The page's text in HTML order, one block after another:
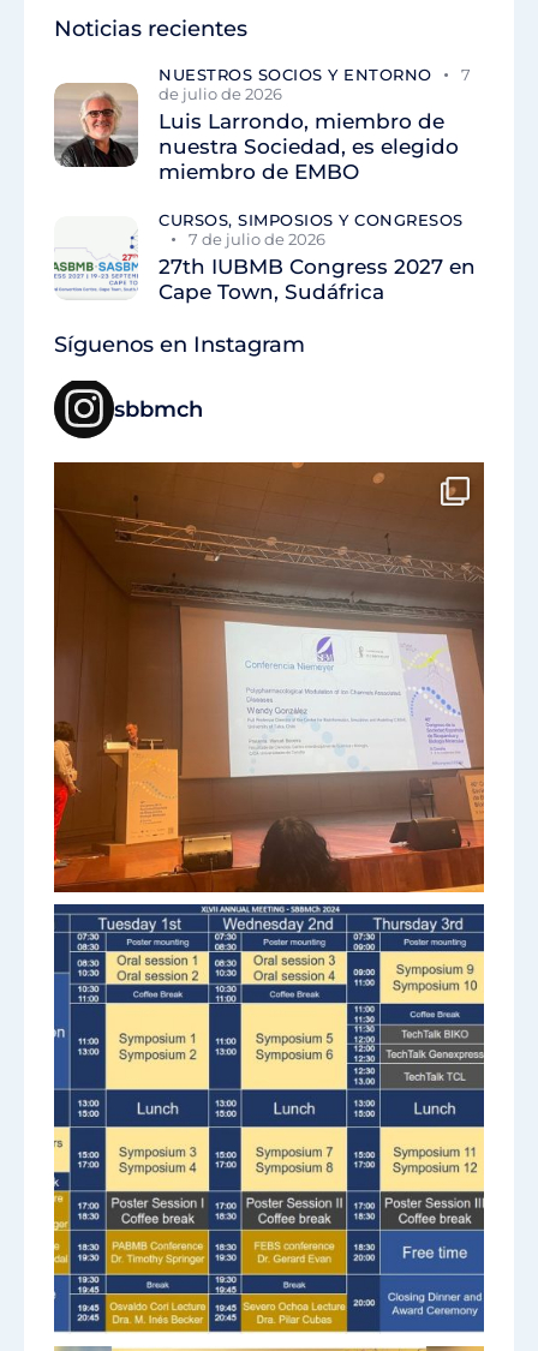
Noticias recientes
NUESTROS SOCIOS Y ENTORNO
7
de julio de 2026
Luis Larrondo, miembro de
nuestra Sociedad, es elegido
miembro de EMBO
CURSOS, SIMPOSIOS Y CONGRESOS
7 de julio de 2026
27th IUBMB Congress 2027 en
Cape Town, Sudáfrica
Síguenos en Instagram
sbbmch